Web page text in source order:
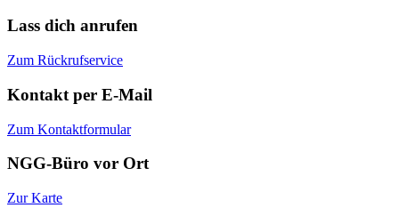
Lass dich anrufen
Zum Rückrufservice
Kontakt per E-Mail
Zum Kontaktformular
NGG-Büro vor Ort
Zur Karte